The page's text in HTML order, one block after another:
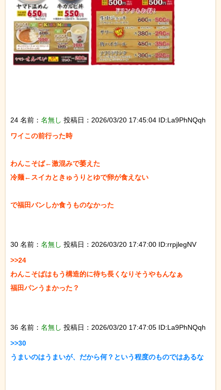
24 名前： 名無し 投稿日：2026/03/20 17:45:04 ID:La9PhNQqh
ワイこの前行った時
わんこそば←激混みで萎えた
冷麺←スイカときゅうりとゆで卵が食えない
で福田バンしか食うものなかった
30 名前： 名無し 投稿日：2026/03/20 17:47:00 ID:rrpjlegNV
>>24
わんこそばはもう構造的に待ち長くなりそうやもんなぁ
福田パンうまかった？
36 名前： 名無し 投稿日：2026/03/20 17:47:05 ID:La9PhNQqh
>>30
うまいのはうまいが、だから何？という程度のものではあるな